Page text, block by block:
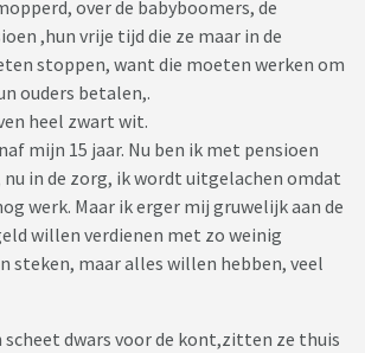
over de babyboomers, de
,hun vrije tijd die ze maar in de
stoppen, want die moeten werken om
ouders betalen,.
heel zwart wit.
mijn 15 jaar. Nu ben ik met pensioen
nu in de zorg, ik wordt uitgelachen omdat
werk. Maar ik erger mij gruwelijk aan de
willen verdienen met zo weinig
steken, maar alles willen hebben, veel
scheet dwars voor de kont,zitten ze thuis